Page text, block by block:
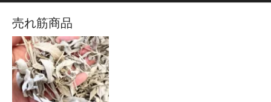
売れ筋商品